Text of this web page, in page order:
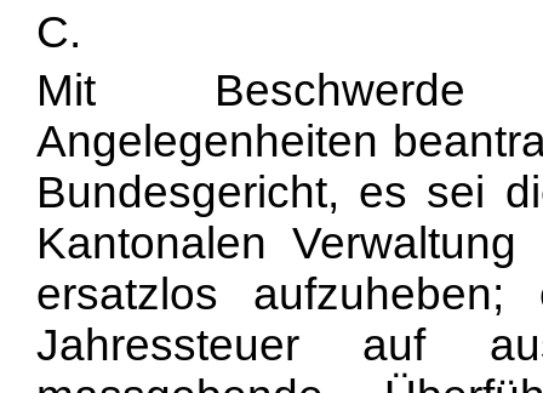
C.
Mit Beschwerde
Angelegenheiten
Bundesgericht, es sei
Kantonalen
ersatzlos
Jahressteuer auf